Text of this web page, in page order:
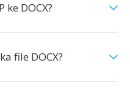
DOCX?
file DOCX?